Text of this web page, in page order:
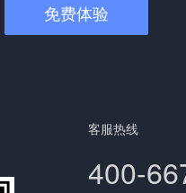
免费体验
客服热线
400-